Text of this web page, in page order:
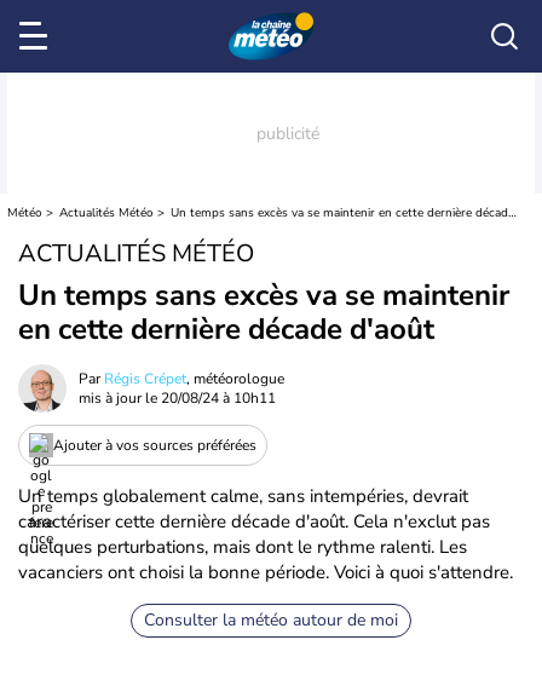
Météo Actualités Météo Un temps sans excès va se maintenir en cette dernière décade d'août
ACTUALITÉS MÉTÉO
Un temps sans excès va se maintenir
en cette dernière décade d'août
ParRégis Crépet, météorologue
mis à jour le 20/08/24 à 10h11
Ajouter à vos sources préférées
Un temps globalement calme, sans intempéries, devrait
caractériser cette dernière décade d'août. Cela n'exclut pas
quelques perturbations, mais dont le rythme ralenti. Les
vacanciers ont choisi la bonne période. Voici à quoi s'attendre.
Consulter la météo autour de moi